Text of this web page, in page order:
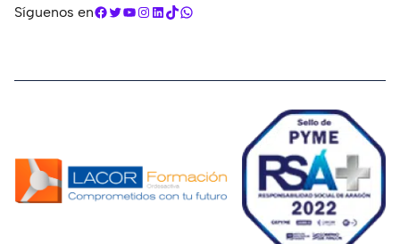
Síguenos enFacebook
Twitter
YouTube
Instagram
LinkedIn
TikTokWhatsApp